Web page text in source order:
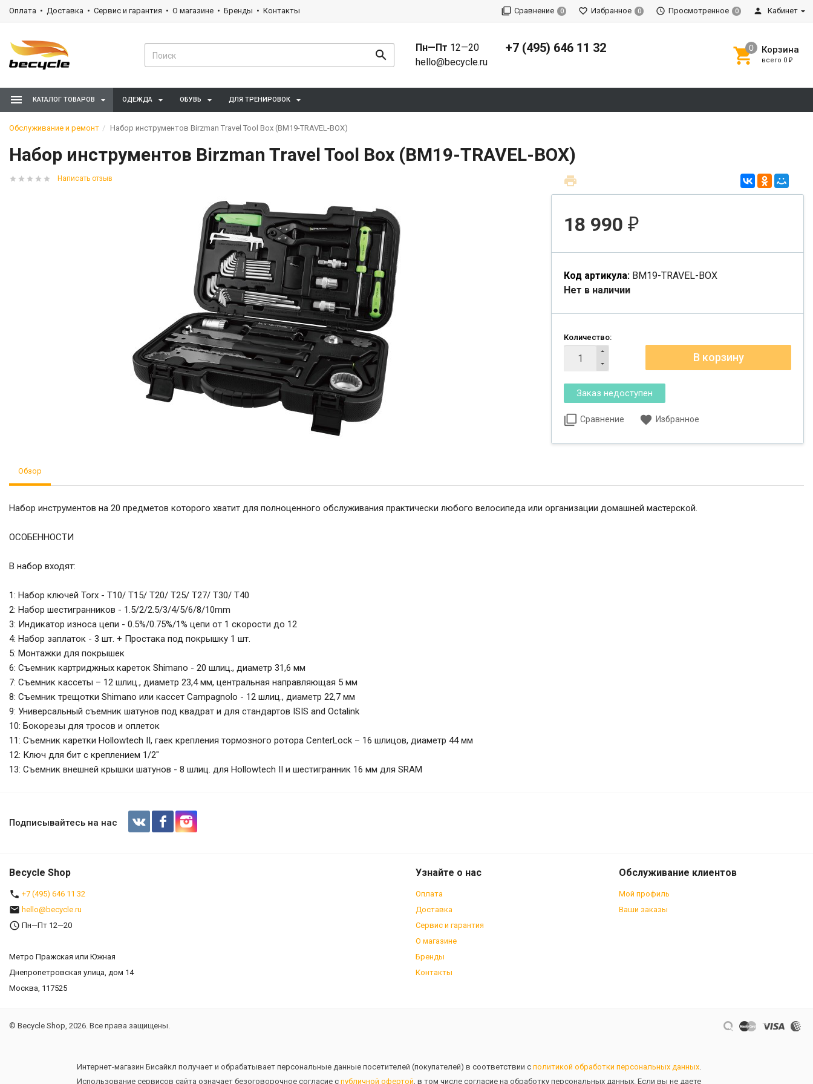
Оплата Доставка Сервис и гарантия О магазине Бренды Контакты Сравнение 0 Избранное 0 Просмотренное 0 Кабинет
Пн—Пт 12—20
hello@becycle.ru
+7 (495) 646 11 32 Корзина
всего 0 ₽
КАТАЛОГ ТОВАРОВ ОДЕЖДА ОБУВЬ ДЛЯ ТРЕНИРОВОК
Обслуживание и ремонт Набор инструментов Birzman Travel Tool Box (BM19-TRAVEL-BOX)
Набор инструментов Birzman Travel Tool Box (BM19-TRAVEL-BOX)
Написать отзыв
18 990 ₽
Код артикула: BM19-TRAVEL-BOX
Нет в наличии
Количество:
Сравнение Избранное
Обзор
Набор инструментов на 20 предметов которого хватит для полноценного обслуживания практически любого велосипеда или организации домашней мастерской.
ОСОБЕННОСТИ
В набор входят:
1: Набор ключей Torx - T10/ T15/ T20/ T25/ T27/ T30/ T40
2: Набор шестигранников - 1.5/2/2.5/3/4/5/6/8/10mm
3: Индикатор износа цепи - 0.5%/0.75%/1% цепи от 1 скорости до 12
4: Набор заплаток - 3 шт. + Простака под покрышку 1 шт.
5: Монтажки для покрышек
6: Съемник картриджных кареток Shimano - 20 шлиц., диаметр 31,6 мм
7: Съемник кассеты – 12 шлиц., диаметр 23,4 мм, центральная направляющая 5 мм
8: Съемник трещотки Shimano или кассет Campagnolo - 12 шлиц., диаметр 22,7 мм
9: Универсальный съемник шатунов под квадрат и для стандартов ISIS and Octalink
10: Бокорезы для тросов и оплеток
11: Съемник каретки Hollowtech II, гаек крепления тормозного ротора CenterLock – 16 шлицов, диаметр 44 мм
12: Ключ для бит с креплением 1/2"
13: Съемник внешней крышки шатунов - 8 шлиц. для Hollowtech II и шестигранник 16 мм для SRAM
Набор инструментов Birzman Travel Tool Box (BM19-TRAVEL-BOX)
Подписывайтесь на нас
Becycle Shop
+7 (495) 646 11 32
hello@becycle.ru
Пн—Пт 12—20
Метро Пражская или Южная
Днепропетровская улица, дом 14
Москва, 117525
Узнайте о нас
Оплата
Доставка
Сервис и гарантия
О магазине
Бренды
Контакты
Обслуживание клиентов
Мой профиль
Ваши заказы
© Becycle Shop, 2026. Все права защищены.
Интернет-магазин Бисайкл получает и обрабатывает персональные данные посетителей (покупателей) в соответствии с политикой обработки персональных данных.
Использование сервисов сайта означает безоговорочное согласие с публичной офертой, в том числе согласие на обработку персональных данных. Если вы не даете